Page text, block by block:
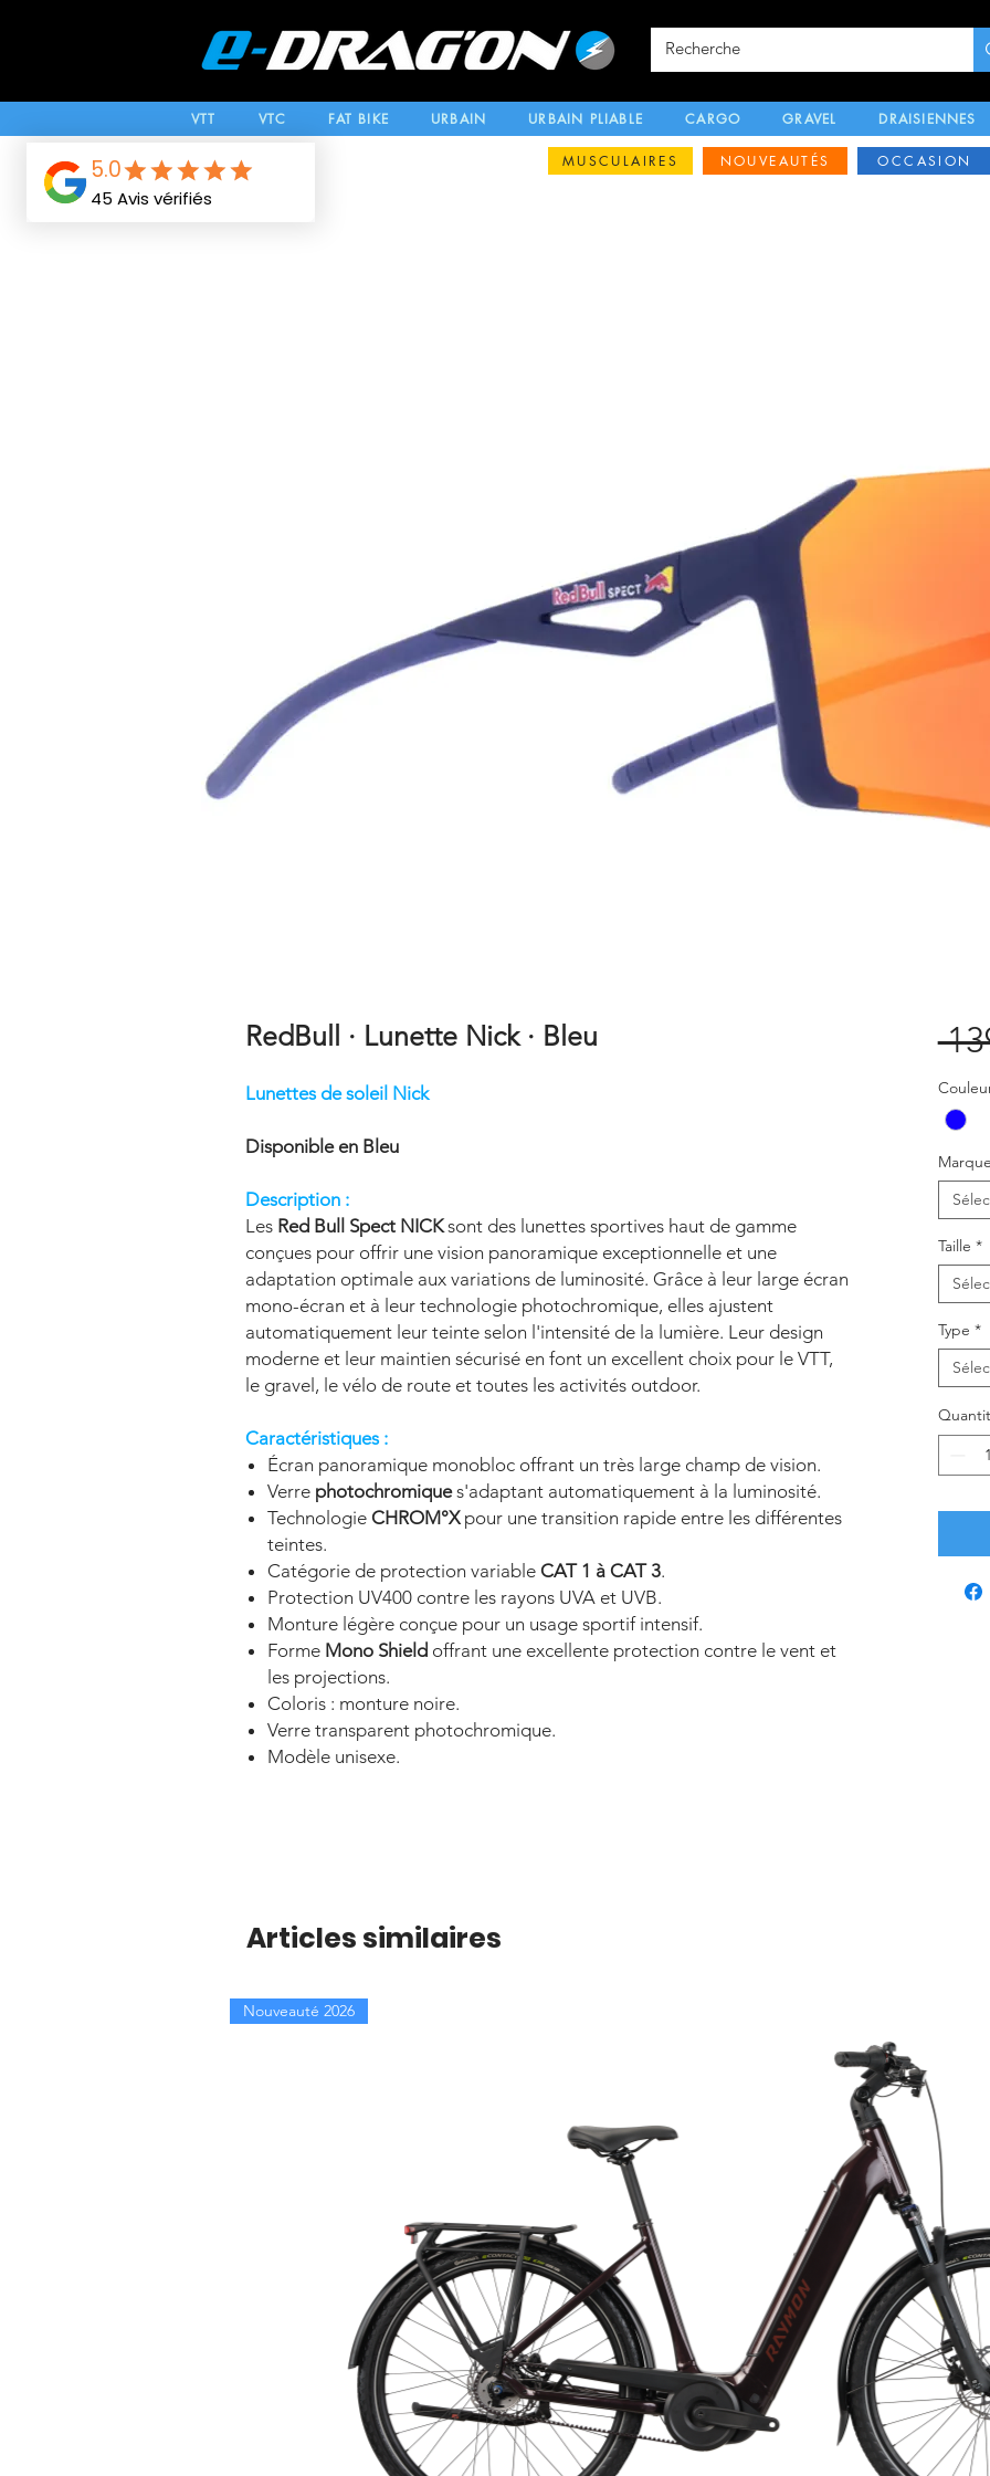
VTT VTC FAT BIKE URBAIN URBAIN PLIABLE CARGO GRAVEL DRAISIENNES
MUSCULAIRES NOUVEAUTÉS OCCASION
RedBull · Lunette Nick · Bleu
Lunettes de soleil Nick
Disponible en Bleu
Description :
Les Red Bull Spect NICKsont des lunettes sportives haut de gamme
conçues pour offrir une vision panoramique exceptionnelle et une
adaptation optimale aux variations de luminosité. Grâce à leur large écran
mono-écran et à leur technologie photochromique, elles ajustent
automatiquement leur teinte selon l'intensité de la lumière. Leur design
moderne et leur maintien sécurisé en font un excellent choix pour le VTT,
le gravel, le vélo de route et toutes les activités outdoor.
Caractéristiques :
Écran panoramique monobloc offrant un très large champ de vision.
Verre photochromiques'adaptant automatiquement à la luminosité.
Technologie CHROM°Xpour une transition rapide entre les différentes
teintes.
Catégorie de protection variable CAT 1 à CAT 3.
Protection UV400 contre les rayons UVA et UVB.
Monture légère conçue pour un usage sportif intensif.
Forme Mono Shield offrant une excellente protection contre le vent et
les projections.
Coloris : monture noire.
Verre transparent photochromique.
Modèle unisexe.
Marque
Taille *
Type *
Articles similaires
Nouveauté 2026